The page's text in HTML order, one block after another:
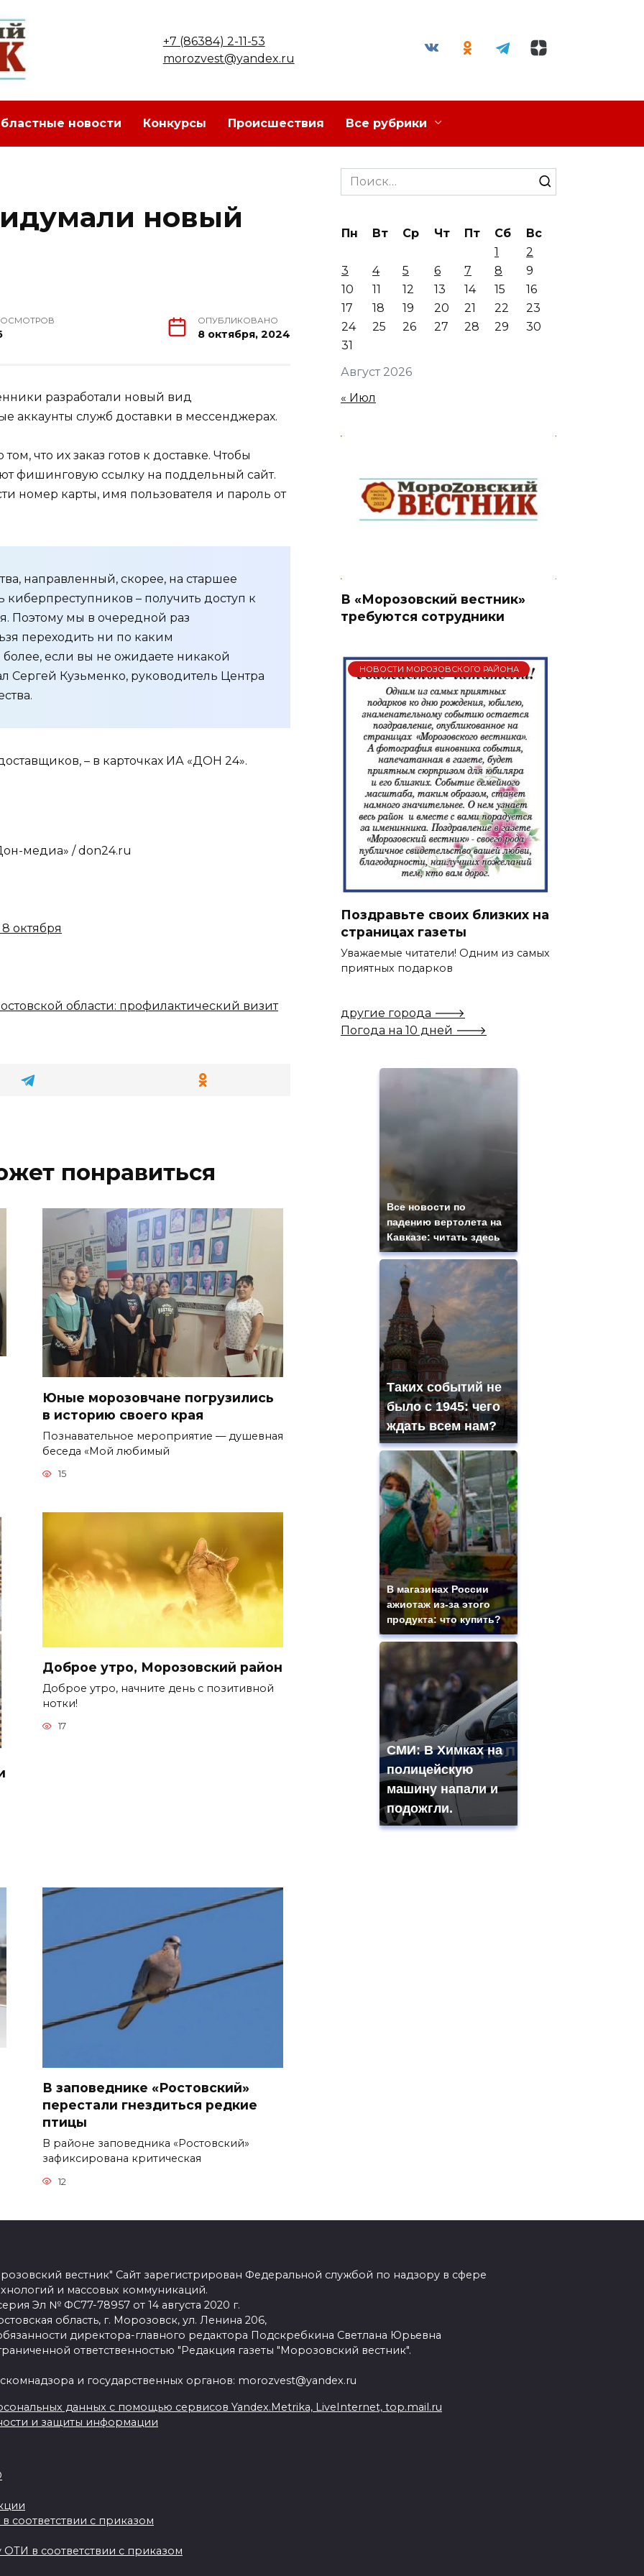
+7 (86384) 2-11-53
morozvest@yandex.ru
новости Конкурсы Происшествия Все рубрики
новый
ОПУБЛИКОВАНО
8 октября, 2024
разработали новый вид
аккаунты служб доставки в мессенджерах.
что их заказ готов к доставке. Чтобы
фишинговую ссылку на поддельный сайт.
номер карты, имя пользователя и пароль от
направленный, скорее, на старшее
киберпреступников – получить доступ к
Поэтому мы в очередной раз
переходить ни по каким
если вы не ожидаете никакой
Сергей Кузьменко, руководитель Центра
– в карточках ИА «ДОН 24».
медиа» / don24.ru
октября
области: профилактический визит
понравиться
Юные морозовчане погрузились
в историю своего края
Познавательное мероприятие — душевная
беседа «Мой любимый
15
Доброе утро, Морозовский район
Доброе утро, начните день с позитивной
нотки!
17
В заповеднике «Ростовский»
перестали гнездиться редкие
птицы
В районе заповедника «Ростовский»
зафиксирована критическая
12
Search
for:
Август 2026
Пн Вт Ср Чт Пт Сб
Вс
1
2
3
4 5 6 7 8
9
10
11 12 13 14 15
16
17
18 19 20 21 22
23
24
25 26 27 28 29
30
31
« Июл
В «Морозовский вестник»
требуются сотрудники
НОВОСТИ МОРОЗОВСКОГО РАЙОНА
Поздравьте своих близких на
страницах газеты
Уважаемые читатели! Одним из самых
приятных подарков
другие города 🡒
Погода на 10 дней 🡒
Все новости по
падению вертолета на
Кавказе: читать здесь
Таких событий не
было с 1945: чего
ждать всем нам?
В магазинах России
ажиотаж из-за этого
продукта: что купить?
СМИ: В Химках на
полицейскую
машину напали и
подожгли.
вестник" Сайт зарегистрирован Федеральной службой по надзору в сфере
и массовых коммуникаций.
Эл № ФС77-78957 от 14 августа 2020 г.
область, г. Морозовск, ул. Ленина 206,
директора-главного редактора Подскребкина Светлана Юрьевна
ответственностью "Редакция газеты "Морозовский вестник".
и государственных органов: morozvest@yandex.ru
данных с помощью сервисов Yandex.Metrika, LiveInternet, top.mail.ru
и защиты информации
соответствии с приказом
в соответствии с приказом